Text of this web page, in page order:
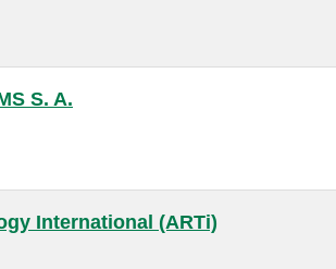
S. A.
International (ARTi)